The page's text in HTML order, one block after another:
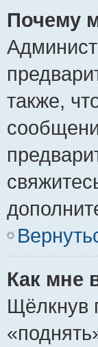
Почему
также,
Как мне
Щёлкнув